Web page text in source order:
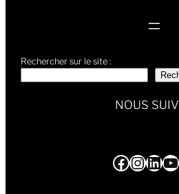
Rechercher sur le site :
NOUS
Facebook InstagramLinkedIn YouTube